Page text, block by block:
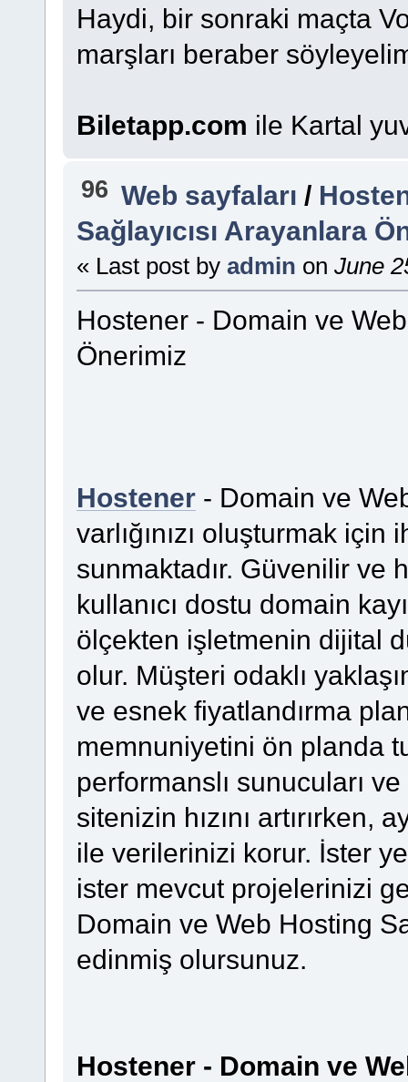
Haydi, bir sonraki maçta
marşları beraber
Biletapp.com ile Kartal
96 Web sayfaları /
Sağlayıcısı Arayanlara
« Last post by admin on June
Hostener - Domain ve
Önerimiz
Hostener- Domain ve
varlığınızı oluşturmak
sunmaktadır. Güvenilir ve
kullanıcı dostu domain
ölçekten işletmenin dijital
olur. Müşteri odaklı
ve esnek fiyatlandırma
memnuniyetini ön planda
performanslı sunucuları
sitenizin hızını artırırken,
ile verilerinizi korur. İster
ister mevcut projelerinizi
Domain ve Web Hosting
edinmiş olursunuz.
Hostener - Domain ve